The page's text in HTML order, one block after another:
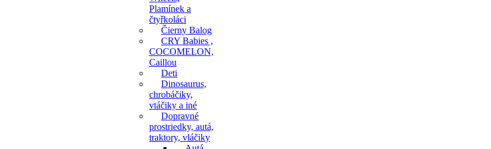
Plamínek a
čtyřkoláci
Čierny Balog
CRY Babies ,
COCOMELON,
Caillou
Deti
Dinosaurus,
chrobáčiky,
vtáčiky a iné
Dopravné
prostriedky, autá,
traktory, vláčiky